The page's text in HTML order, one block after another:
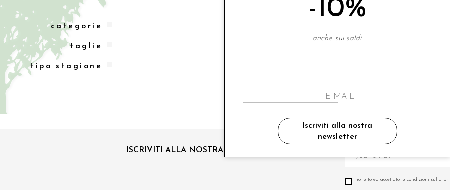
categorie
taglie
tipo stagione
ISCRIVITI ALLA NOSTRA NEWSLETTER
ho letto ed accettato le condizioni sulla
-10%
anche sui saldi.
Iscriviti alla nostra
newsletter